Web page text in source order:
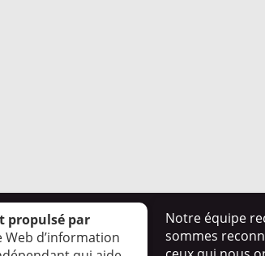
propulsé par
Web d’information
Notre équipe
sommes